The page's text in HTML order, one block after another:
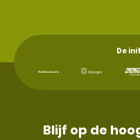
De
Blijf op de